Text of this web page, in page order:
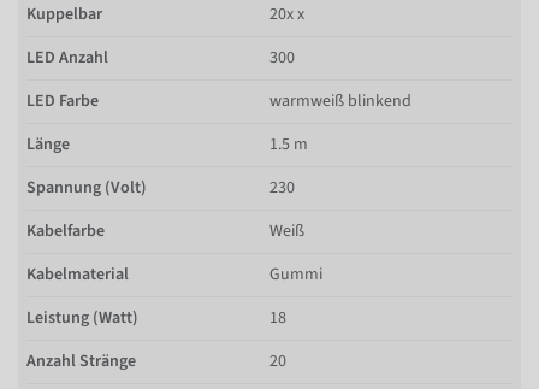
Kuppelbar
20x x
LED Anzahl
300
LED Farbe
warmweiß blinkend
Länge
1.5 m
Spannung (Volt)
230
Kabelfarbe
Weiß
Kabelmaterial
Gummi
Leistung (Watt)
18
Anzahl Stränge
20